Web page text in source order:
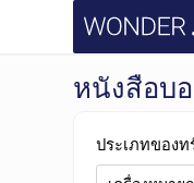
หนังสือบ
ประเภทของ